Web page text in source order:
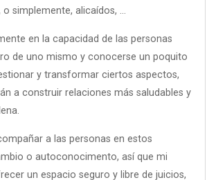
simplemente, alicaídos, ...
en la capacidad de las personas
de uno mismo y conocerse un poquito
y transformar ciertos aspectos,
a construir relaciones más saludables y
a las personas en estos
o autoconocimento, así que mi
un espacio seguro y libre de juicios,